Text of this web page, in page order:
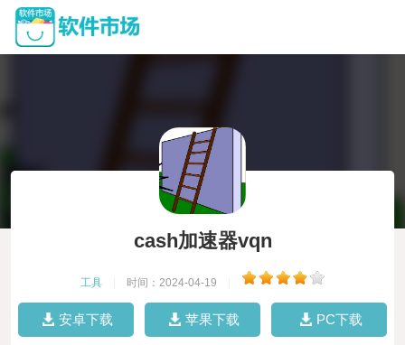
cash加速器vqn
工具 时间：2024-04-19
安卓下载 苹果下载 PC下载